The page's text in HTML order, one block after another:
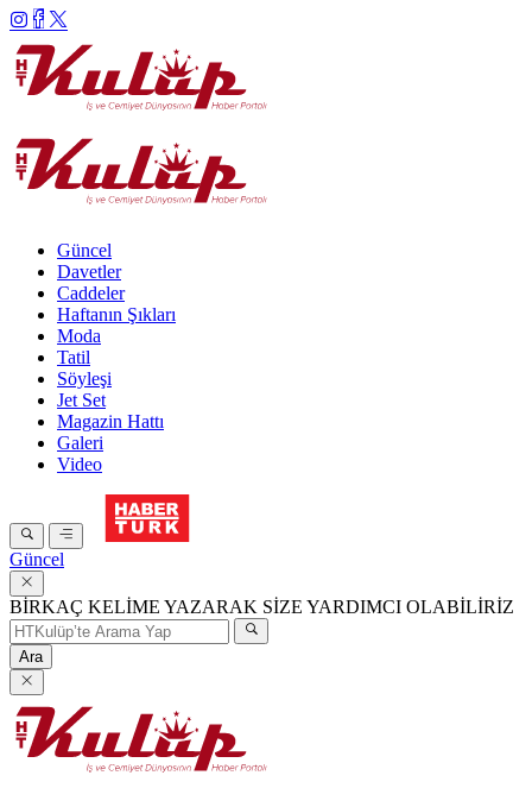
Güncel
Davetler
Caddeler
Haftanın Şıkları
Moda
Tatil
Söyleşi
Jet Set
Magazin Hattı
Galeri
Video
Güncel
BİRKAÇ KELİME YAZARAK SİZE YARDIMCI OLABİLİRİZ
Ara